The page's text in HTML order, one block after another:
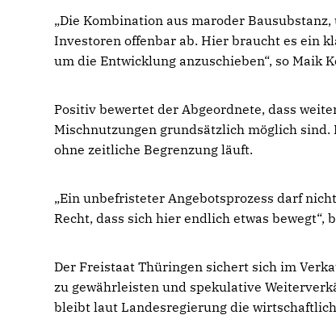
Die Kombination aus maroder
Investoren offenbar ab. Hier braucht es ein
um die Entwicklung anzuschieben“, so Maik
Positiv bewertet der Abgeordnete, dass
Mischnutzungen grundsätzlich möglich
ohne zeitliche Begrenzung läuft.
Ein unbefristeter Angebotsprozess darf
Recht, dass sich hier endlich etwas bewegt“,
Der Freistaat Thüringen sichert sich im
zu gewährleisten und spekulative
bleibt laut Landesregierung die